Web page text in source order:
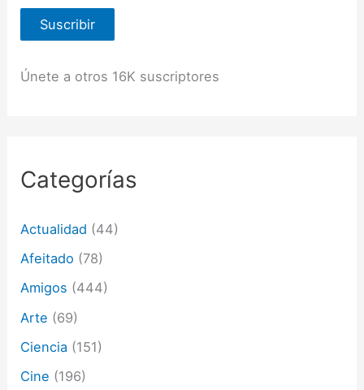
e
c
ó
r
r
e
e
c
r
n
c
Suscribir
Únete a otros 16K suscriptores
Categorías
Actualidad (44)
Afeitado (78)
Amigos (444)
Arte (69)
Ciencia (151)
Cine (196)